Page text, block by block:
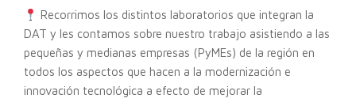
Recorrimos los distintos laboratorios que integran la
DAT y les contamos sobre nuestro trabajo asistiendo a las
pequeñas y medianas empresas (PyMEs) de la región en
todos los aspectos que hacen a la modernización e
innovación tecnológica a efecto de mejorar la